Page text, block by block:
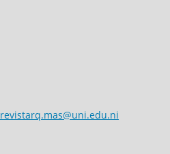
revistarq.mas@uni.edu.ni